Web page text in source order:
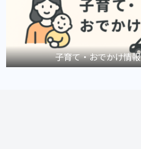
子育て・おでかけ情報